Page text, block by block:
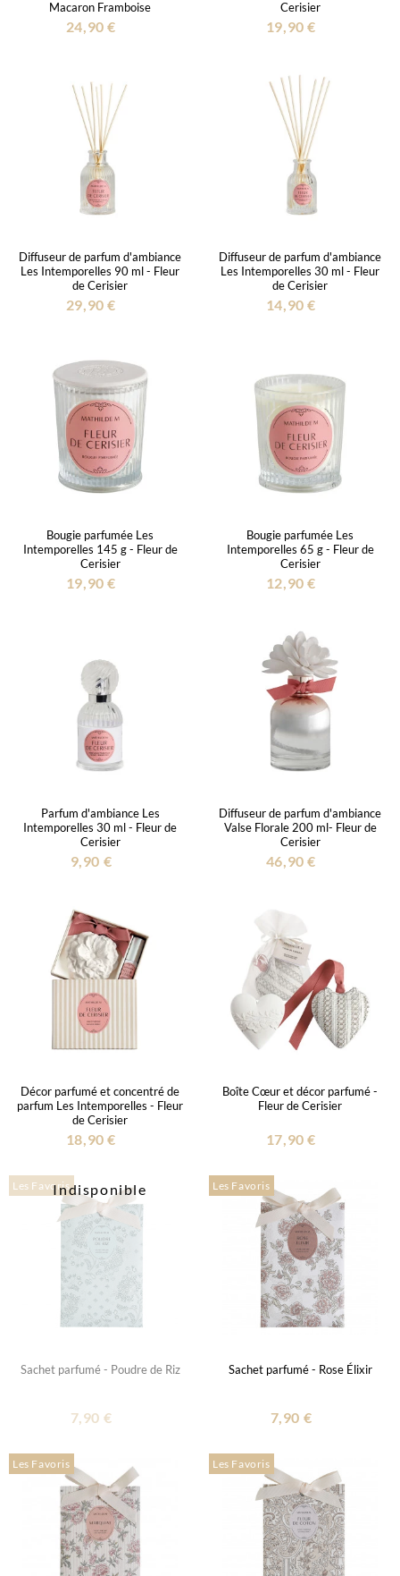
Macaron Framboise
24,90 €
Cerisier
19,90 €
Diffuseur de parfum d'ambiance
Les Intemporelles 90 ml - Fleur
de Cerisier
29,90 €
Diffuseur de parfum d'ambiance
Les Intemporelles 30 ml - Fleur
de Cerisier
14,90 €
Bougie parfumée Les
Intemporelles 145 g - Fleur de
Cerisier
19,90 €
Bougie parfumée Les
Intemporelles 65 g - Fleur de
Cerisier
12,90 €
Parfum d'ambiance Les
Intemporelles 30 ml - Fleur de
Cerisier
9,90 €
Diffuseur de parfum d'ambiance
Valse Florale 200 ml- Fleur de
Cerisier
46,90 €
Décor parfumé et concentré de
parfum Les Intemporelles - Fleur
de Cerisier
18,90 €
Boîte Cœur et décor parfumé -
Fleur de Cerisier
17,90 €
Indisponible
Les Favoris
Sachet parfumé - Poudre de Riz
7,90 €
Les Favoris
Sachet parfumé - Rose Élixir
7,90 €
Les Favoris Les Favoris